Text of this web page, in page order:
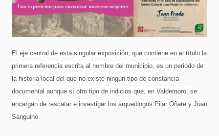
El eje central de esta singular exposición, que contiene en el título la
primera referencia escrita al nombre del municipio, es un periodo de
la historia local del que no existe ningún tipo de constancia
documental aunque sí otro tipo de indicios que, en Valdemoro, se
encargan de rescatar e investigar los arqueólogos Pilar Oñate y Juan
Sanguino.